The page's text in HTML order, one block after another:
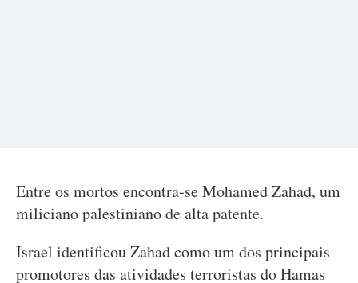
Entre os mortos encontra-se Mohamed Zahad, um
miliciano palestiniano de alta patente.
Israel identificou Zahad como um dos principais
promotores das atividades terroristas do Hamas